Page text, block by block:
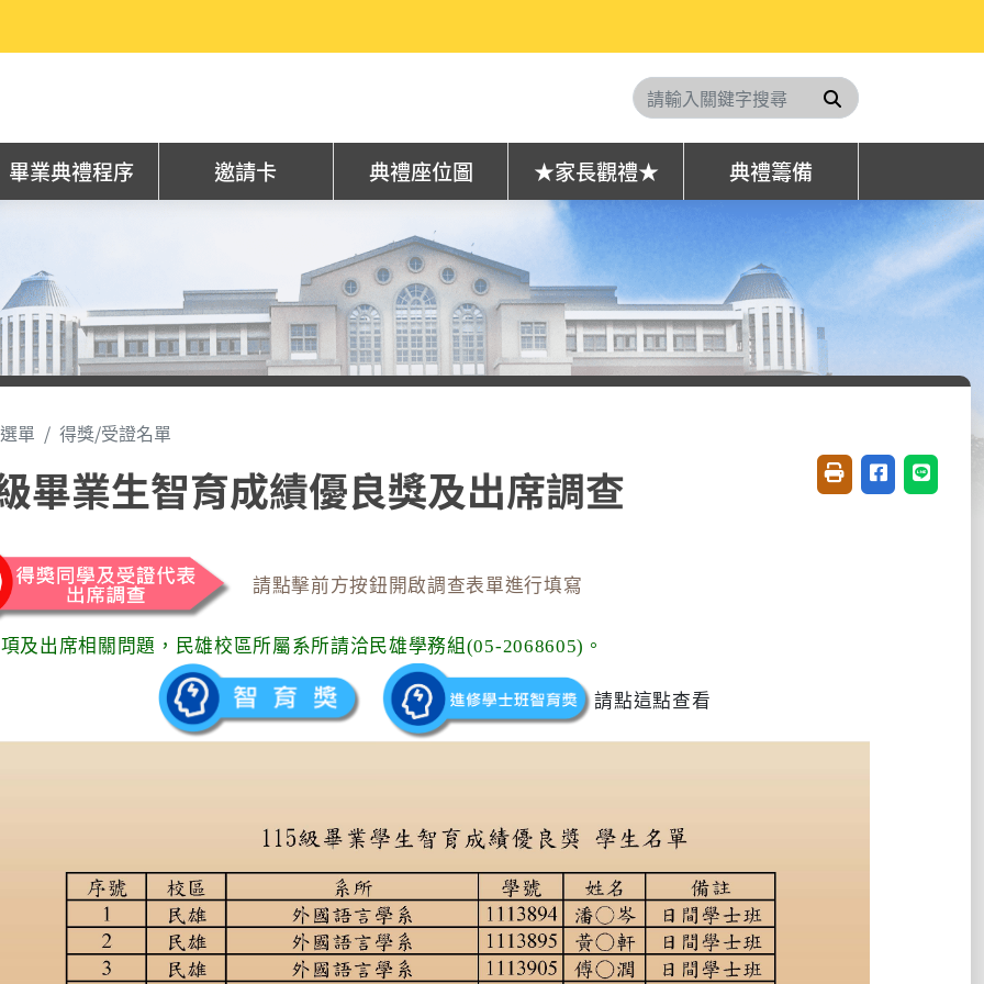
搜尋
畢業典禮程序 邀請卡 典禮座位圖 ★家長觀禮★ 典禮籌備
單 得獎/受證名單
畢業生智育成績優良獎及出席調查 友善列印(開新視窗)
分享至臉書(
分享至
請點擊前方按鈕開啟調查表單進行填寫
及出席相關問題，民雄校區所屬系所請洽民雄學務組(05-2068605)。
請點這點查看